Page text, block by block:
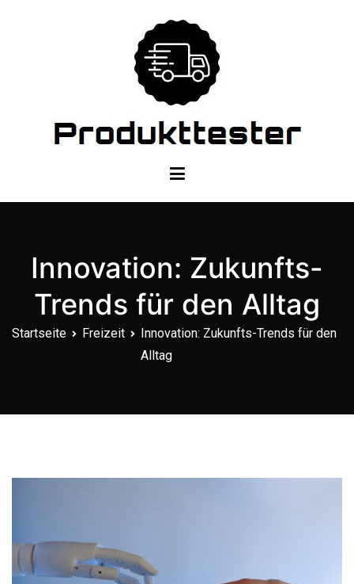
Innovation: Zukunfts-
Trends für den Alltag
Startseite Freizeit
Innovation: Zukunfts-Trends für den
Alltag